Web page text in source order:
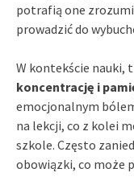
potrafią one
prowadzić do
W kontekście nauki,
koncentrację i
emocjonalnym
na lekcji, co z kolei
szkole. Często
obowiązki, co może